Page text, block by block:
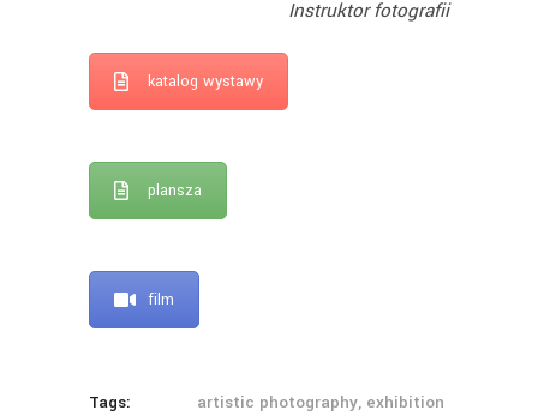
Instruktor fotografii
katalog wystawy
plansza
film
Tags: artistic photography, exhibition